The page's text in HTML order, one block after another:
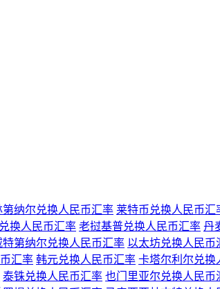
第纳尔兑换人民币汇率 莱特币兑换人民币汇
换人民币汇率 老挝基普兑换人民币汇率 丹
特第纳尔兑换人民币汇率 以太坊兑换人民币
汇率 韩元兑换人民币汇率 卡塔尔利尔兑换
泰铢兑换人民币汇率 也门里亚尔兑换人民币